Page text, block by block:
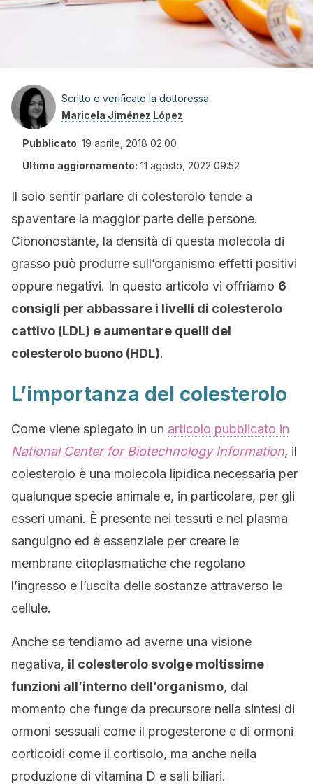
Scritto e verificato la dottoressa
Maricela Jiménez López
Pubblicato: 19 aprile, 2018 02:00
Ultimo aggiornamento: 11 agosto, 2022 09:52
Il solo sentir parlare di colesterolo tende a
spaventare la maggior parte delle persone.
Ciononostante, la densità di questa molecola di
grasso può produrre sull’organismo effetti positivi
oppure negativi. In questo articolo vi offriamo 6
consigli per abbassare i livelli di colesterolo
cattivo (LDL) e aumentare quelli del
colesterolo buono (HDL).
L’importanza del colesterolo
Come viene spiegato in un articolo pubblicato in
National Center for Biotechnology Information, il
colesterolo è una molecola lipidica necessaria per
qualunque specie animale e, in particolare, per gli
esseri umani. È presente nei tessuti e nel plasma
sanguigno ed è essenziale per creare le
membrane citoplasmatiche che regolano
l’ingresso e l’uscita delle sostanze attraverso le
cellule.
Anche se tendiamo ad averne una visione
negativa, il colesterolo svolge moltissime
funzioni all’interno dell’organismo, dal
momento che funge da precursore nella sintesi di
ormoni sessuali come il progesterone e di ormoni
corticoidi come il cortisolo, ma anche nella
produzione di vitamina D e sali biliari.